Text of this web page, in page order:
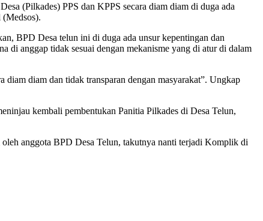
(Pilkades) PPS dan KPPS secara diam diam di duga ada
(Medsos).
BPD Desa telun ini di duga ada unsur kepentingan dan
di anggap tidak sesuai dengan mekanisme yang di atur di dalam
diam dan tidak transparan dengan masyarakat”. Ungkap
kembali pembentukan Panitia Pilkades di Desa Telun,
anggota BPD Desa Telun, takutnya nanti terjadi Komplik di